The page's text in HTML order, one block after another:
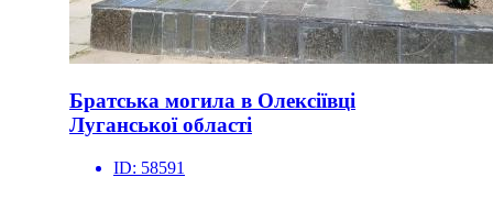
Братська могила в Олексіївці
Луганської області
ID: 58591